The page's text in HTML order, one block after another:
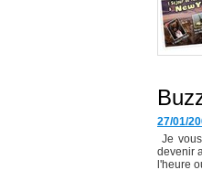
27/01/
Je
devenir
l'heure